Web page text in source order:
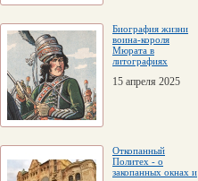
Биография жизни
воина-короля
Мюрата в
литографиях
15 апреля 2025
Откопанный
Политех - о
закопанных окнах и